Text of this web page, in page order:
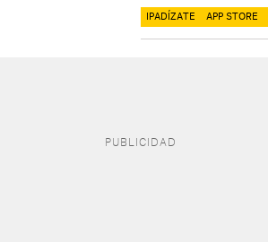
IPADÍZATE APP STORE